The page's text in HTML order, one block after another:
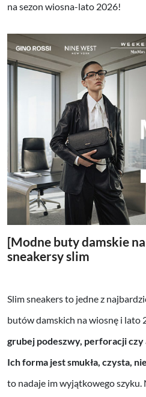
na sezon wiosna-lato 2026!
[Modne buty damskie
sneakersy slim
Slim sneakers to jedne z
butów damskich na wiosnę i lato
grubej podeszwy, perforacji czy
Ich forma jest smukła, czysta,
to nadaje im wyjątkowego szyku.